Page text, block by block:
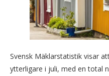
Svensk Mäklarstatistik visar
ytterligare i juli, med en total